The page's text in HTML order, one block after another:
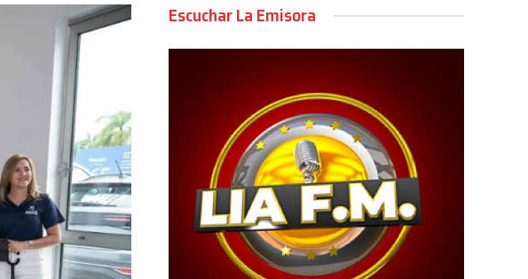
Escuchar La Emisora